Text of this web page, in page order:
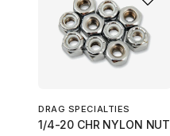
DRAG SPECIALTIES
1/4-20 CHR NYLON NUT